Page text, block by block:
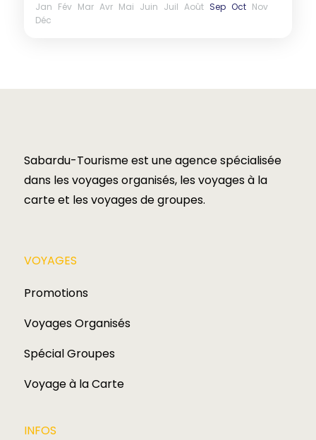
Jan Fév Mar Avr Mai Juin Juil Août Sep Oct Nov
Déc
Sabardu-Tourisme est une agence spécialisée
dans les voyages organisés, les voyages à la
carte et les voyages de groupes.​
VOYAGES​
Promotions
Voyages Organisés
Spécial Groupes
Voyage à la Carte
INFOS